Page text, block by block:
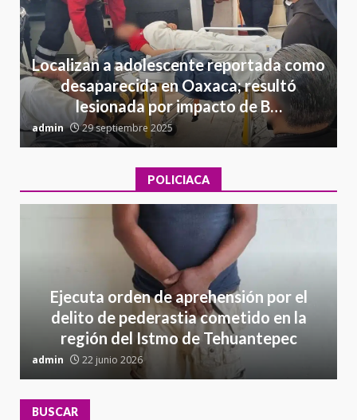
Localizan a adolescente reportada como
desaparecida en Oaxaca; resultó
lesionada por impacto de B…
admin 29 septiembre 2025
POLICIACA
Ejecuta orden de aprehensión por el
delito de pederastia cometido en la
región del Istmo de Tehuantepec
admin 22 junio 2026
BUSCAR